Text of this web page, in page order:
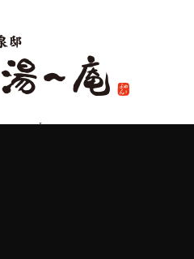
Language